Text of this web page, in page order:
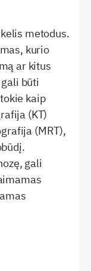
metodus.
kurio
ar kitus
būti
kaip
(KT)
(MRT),
gali